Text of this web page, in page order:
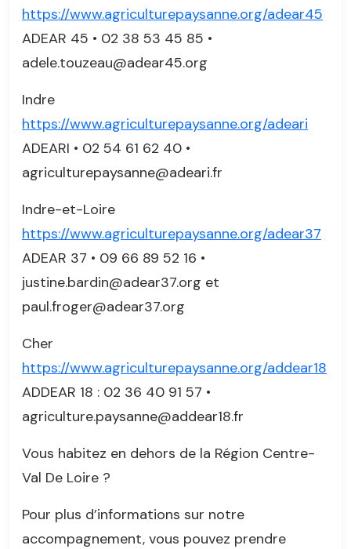
https://www.agriculturepaysanne.org/adear45
ADEAR 45 • 02 38 53 45 85 •
adele.touzeau@adear45.org
Indre
https://www.agriculturepaysanne.org/adeari
ADEARI • 02 54 61 62 40 •
agriculturepaysanne@adeari.fr
Indre-et-Loire
https://www.agriculturepaysanne.org/adear37
ADEAR 37 • 09 66 89 52 16 •
justine.bardin@adear37.org et
paul.froger@adear37.org
Cher
https://www.agriculturepaysanne.org/addear18
ADDEAR 18 : 02 36 40 91 57 •
agriculture.paysanne@addear18.fr
Vous habitez en dehors de la Région Centre-
Val De Loire ?
Pour plus d’informations sur notre
accompagnement, vous pouvez prendre